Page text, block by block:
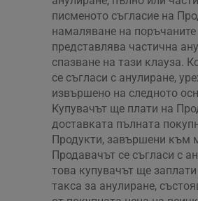
писменото съгласие на
намаляване на поръчаните
представлява частична
спазване на тази клауза.
се съгласи с анулиране,
извършено на следното
Купувачът ще плати на
доставката пълната
Продукти, завършени към
Продавачът се съгласи с
това купувачът ще
такса за анулиране,